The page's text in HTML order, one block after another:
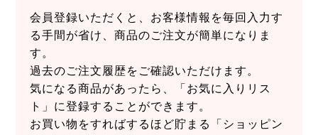
会員登録いただくと、お客様情報を毎回入力す
る手間が省け、商品のご注文が簡単になりま
す。
過去のご注文履歴をご確認いただけます。
気になる商品があったら、「お気に入りリス
ト」に登録することができます。
お買い物をすればするほど貯まる「ショッピン